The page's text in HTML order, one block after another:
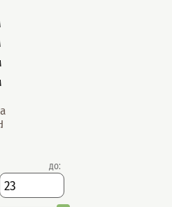
до: